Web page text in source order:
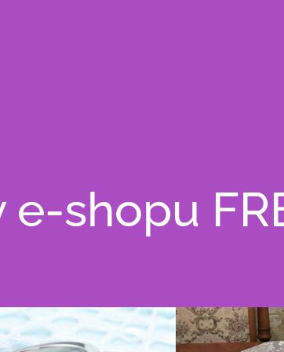
shopu